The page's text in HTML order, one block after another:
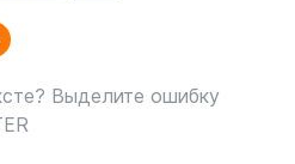
Выделите ошибку